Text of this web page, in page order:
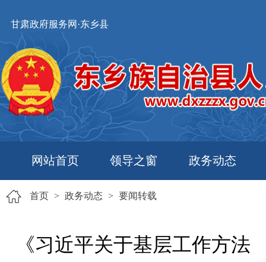
甘肃政府服务网·东乡县
网站首页 领导之窗 政务动态
首页 > 政务动态 > 要闻转载
《习近平关于基层工作方法